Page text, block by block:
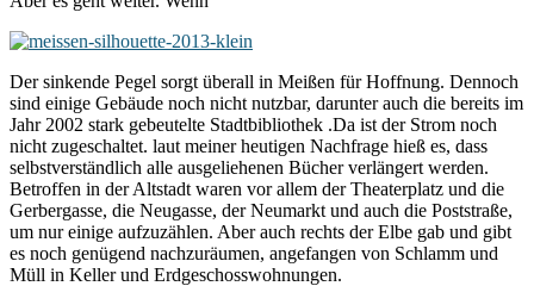
Der sinkende Pegel sorgt überall in Meißen für Hoffnung. Dennoch
sind einige Gebäude noch nicht nutzbar, darunter auch die bereits im
Jahr 2002 stark gebeutelte Stadtbibliothek .Da ist der Strom noch
nicht zugeschaltet. laut meiner heutigen Nachfrage hieß es, dass
selbstverständlich alle ausgeliehenen Bücher verlängert werden.
Betroffen in der Altstadt waren vor allem der Theaterplatz und die
Gerbergasse, die Neugasse, der Neumarkt und auch die Poststraße,
um nur einige aufzuzählen. Aber auch rechts der Elbe gab und gibt
es noch genügend nachzuräumen, angefangen von Schlamm und
Müll in Keller und Erdgeschosswohnungen.